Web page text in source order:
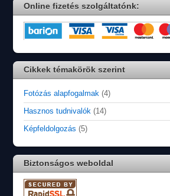
Online fizetés szolgáltatónk:
Cikkek témakörök szerint
Fotózás alapfogalmak (4)
Hasznos tudnivalók (14)
Képfeldolgozás (5)
Biztonságos weboldal